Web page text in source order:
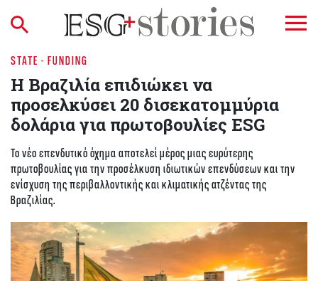
STATE - FUNDING
Η Βραζιλία επιδιώκει να
προσελκύσει 20 δισεκατομμύρια
δολάρια για πρωτοβουλίες ESG
Το νέο επενδυτικό όχημα αποτελεί μέρος μιας ευρύτερης
πρωτοβουλίας για την προσέλκυση ιδιωτικών επενδύσεων και την
ενίσχυση της περιβαλλοντικής και κλιματικής ατζέντας της
Βραζιλίας.